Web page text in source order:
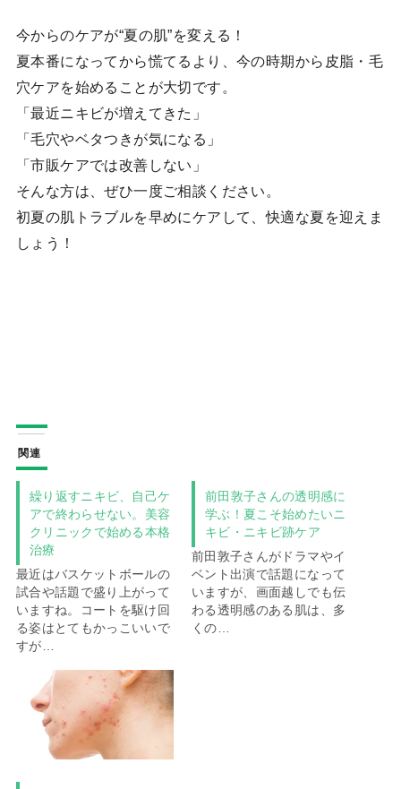
今からのケアが“夏の肌”を変える！
夏本番になってから慌てるより、今の時期から皮脂・毛
穴ケアを始めることが大切です。
「最近ニキビが増えてきた」
「毛穴やベタつきが気になる」
「市販ケアでは改善しない」
そんな方は、ぜひ一度ご相談ください。
初夏の肌トラブルを早めにケアして、快適な夏を迎えま
しょう！
関連
繰り返すニキビ、自己ケ
アで終わらせない。美容
クリニックで始める本格
治療
最近はバスケットボールの
試合や話題で盛り上がって
いますね。コートを駆け回
る姿はとてもかっこいいで
すが…
前田敦子さんの透明感に
学ぶ！夏こそ始めたいニ
キビ・ニキビ跡ケア
前田敦子さんがドラマやイ
ベント出演で話題になって
いますが、画面越しでも伝
わる透明感のある肌は、多
くの…